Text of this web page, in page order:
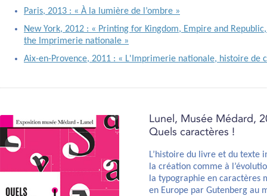
Paris, 2013 : « À la lumière de l’ombre »
New York, 2012 : « Printing for Kingdom, Empire and
the Imprimerie nationale »
Aix-en-Provence, 2011 : « L'Imprimerie nationale, histoire de
Lunel, Musée Médard,
Quels caractères !
L’histoire du livre et du
la création comme à
la typographie en caractères
en Europe par Gutenberg au